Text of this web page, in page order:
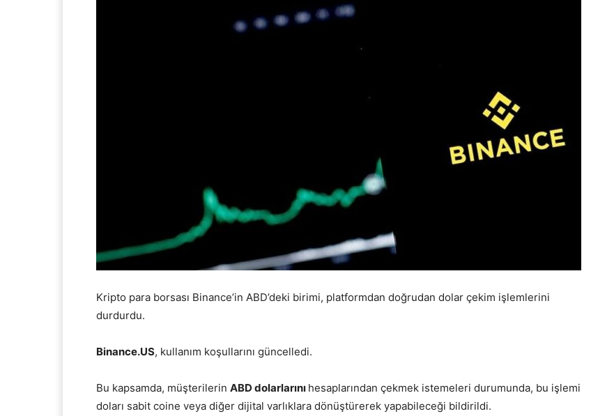
Kripto para borsası Binance’in ABD’deki birimi, platformdan doğrudan dolar çekim işlemlerini
durdurdu.
Binance.US, kullanım koşullarını güncelledi.
Bu kapsamda, müşterilerin ABD dolarlarını hesaplarından çekmek istemeleri durumunda, bu işlemi
doları sabit coine veya diğer dijital varlıklara dönüştürerek yapabileceği bildirildi.